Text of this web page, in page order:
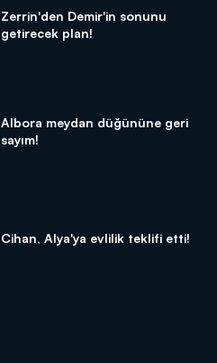
Zerrin'den Demir'in sonunu
getirecek plan!
Albora meydan düğününe geri
sayım!
Cihan, Alya'ya evlilik teklifi etti!